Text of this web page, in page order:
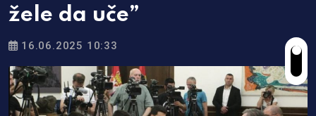
žele da uče”
16.06.2025 10:33